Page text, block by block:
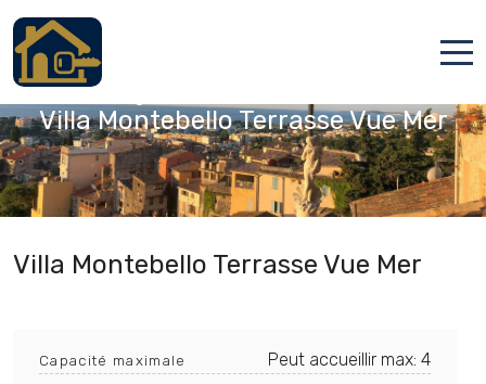
Accueil
Locations
Services
Qui sommes nous
Villa Montebello Terrasse Vue Mer
Villa Montebello Terrasse Vue Mer
Capacité maximale Peut accueillir max: 4